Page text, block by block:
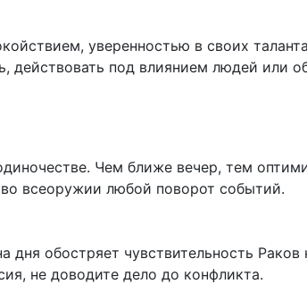
уверенностью в своих
действовать под влиянием людей или
Чем ближе вечер, тем
во всеоружии любой поворот событий.
дня обостряет чувствительность Раков
не доводите дело до конфликта.